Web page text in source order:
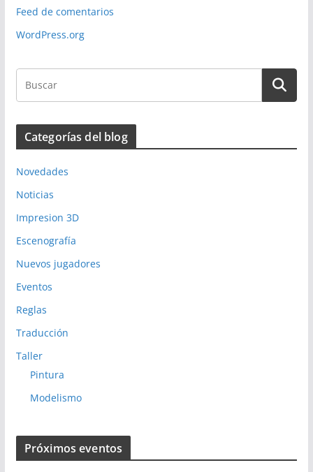
Feed de comentarios
WordPress.org
Categorías del blog
Novedades
Noticias
Impresion 3D
Escenografía
Nuevos jugadores
Eventos
Reglas
Traducción
Taller
Pintura
Modelismo
Próximos eventos